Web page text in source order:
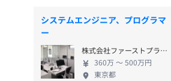
システムエンジニア、プログラマ
ー
株式会社ファーストプランニングス
360万 〜 500万円
東京都